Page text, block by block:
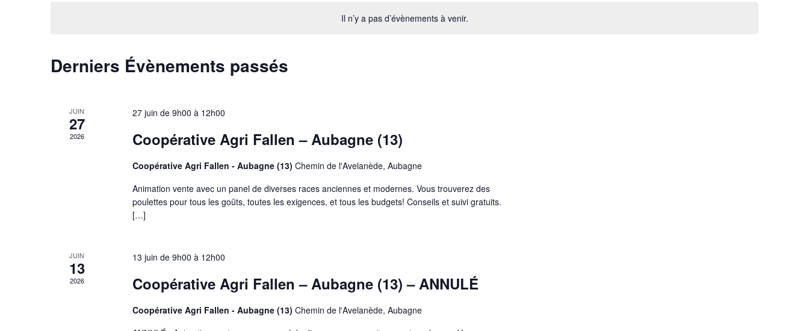
Il n’y a pas d’évènements à venir.
Derniers Évènements passés
JUIN
27
2026
27 juin de 9h00 à 12h00
Coopérative Agri Fallen – Aubagne (13)
Coopérative Agri Fallen - Aubagne (13) Chemin de l'Avelanède, Aubagne
Animation vente avec un panel de diverses races anciennes et modernes. Vous trouverez des
poulettes pour tous les goûts, toutes les exigences, et tous les budgets! Conseils et suivi gratuits.
[…]
JUIN
13
2026
13 juin de 9h00 à 12h00
Coopérative Agri Fallen – Aubagne (13) – ANNULÉ
Coopérative Agri Fallen - Aubagne (13) Chemin de l'Avelanède, Aubagne